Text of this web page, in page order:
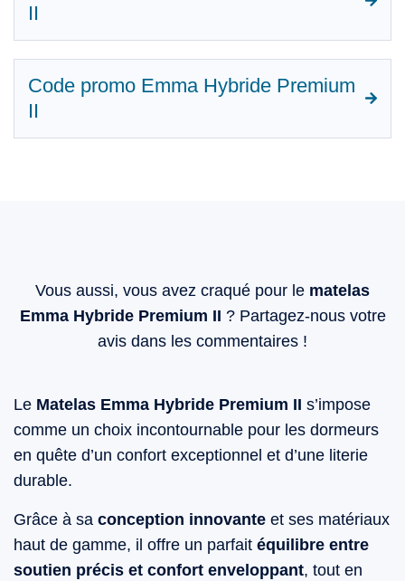
II
Code promo Emma Hybride Premium
II
Le Matelas Emma Hybride Premium II s’impose
comme un choix incontournable pour les dormeurs
en quête d’un confort exceptionnel et d’une literie
durable.
Grâce à sa conception innovante et ses matériaux
haut de gamme, il offre un parfait équilibre entre
soutien précis et confort enveloppant, tout en
Vous aussi, vous avez craqué pour le matelas
Emma Hybride Premium II ? Partagez-nous votre
avis dans les commentaires !